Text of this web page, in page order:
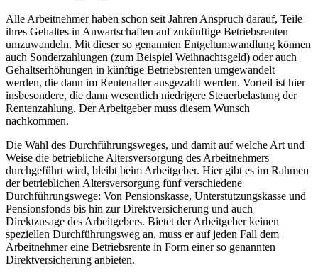
Alle Arbeitnehmer haben schon seit Jahren Anspruch darauf, Teile
ihres Gehaltes in Anwartschaften auf zukünftige Betriebsrenten
umzuwandeln. Mit dieser so genannten Entgeltumwandlung können
auch Sonderzahlungen (zum Beispiel Weihnachtsgeld) oder auch
Gehaltserhöhungen in künftige Betriebsrenten umgewandelt
werden, die dann im Rentenalter ausgezahlt werden. Vorteil ist hier
insbesondere, die dann wesentlich niedrigere Steuerbelastung der
Rentenzahlung. Der Arbeitgeber muss diesem Wunsch
nachkommen.
Die Wahl des Durchführungsweges, und damit auf welche Art und
Weise die betriebliche Altersversorgung des Arbeitnehmers
durchgeführt wird, bleibt beim Arbeitgeber. Hier gibt es im Rahmen
der betrieblichen Altersversorgung fünf verschiedene
Durchführungswege: Von Pensionskasse, Unterstützungskasse und
Pensionsfonds bis hin zur Direktversicherung und auch
Direktzusage des Arbeitgebers. Bietet der Arbeitgeber keinen
speziellen Durchführungsweg an, muss er auf jeden Fall dem
Arbeitnehmer eine Betriebsrente in Form einer so genannten
Direktversicherung anbieten.